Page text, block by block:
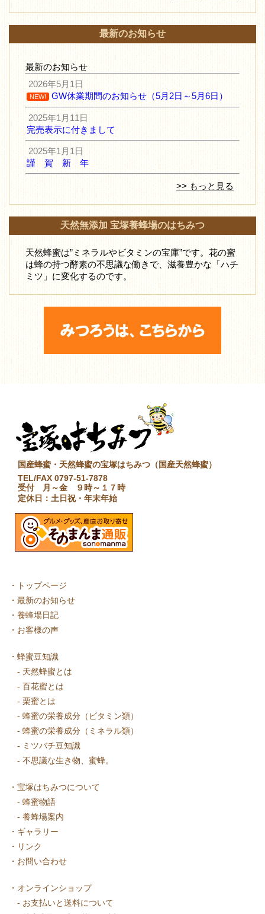
最新のお知らせ
最新のお知らせ
2026年5月1日
NEW! GW休業期間のお知らせ（5月2日～5月6日）
2025年1月11日
完売表示に付きまして
2025年1月1日
謹 賀 新 年
>> もっと見る
天然無添加 宝塚養蜂場のはちみつ
天然蜂蜜は”ミネラルやビタミンの宝庫”です。花の蜜
は蜂の持つ酵素の不思議な働きで、滋養豊かな「ハチ
ミツ」に変化するのです。
国産蜂蜜・天然蜂蜜の宝塚はちみつ（国産天然蜂蜜）
TEL/FAX 0797-51-7878
受付 月～金 ９時～１７時
定休日：土日祝・年末年始
・
トップページ
・ 最新のお知らせ
・ 養蜂場日記
・ お客様の声
・ 蜂蜜豆知識
- 天然蜂蜜とは
- 百花蜜とは
- 栗蜜とは
- 蜂蜜の栄養成分（ビタミン類）
- 蜂蜜の栄養成分（ミネラル類）
- ミツバチ豆知識
- 不思議な生き物、蜜蜂。
・ 宝塚はちみつについて
- 蜂蜜物語
- 養蜂場案内
・ ギャラリー
・ リンク
・ お問い合わせ
・ オンラインショップ
- お支払いと送料について